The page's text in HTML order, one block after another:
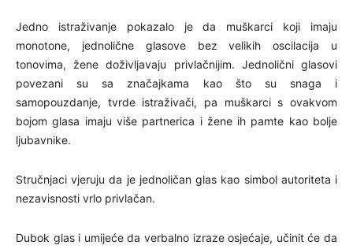
Jedno istraživanje pokazalo je da muškarci koji imaju
monotone, jednolične glasove bez velikih oscilacija u
tonovima, žene doživljavaju privlačnijim. Jednolični glasovi
povezani su sa značajkama kao što su snaga i
samopouzdanje, tvrde istraživači, pa muškarci s ovakvom
bojom glasa imaju više partnerica i žene ih pamte kao bolje
ljubavnike.
Stručnjaci vjeruju da je jednoličan glas kao simbol autoriteta i
nezavisnosti vrlo privlačan.
Dubok glas i umijeće da verbalno izraze osjećaje, učinit će da